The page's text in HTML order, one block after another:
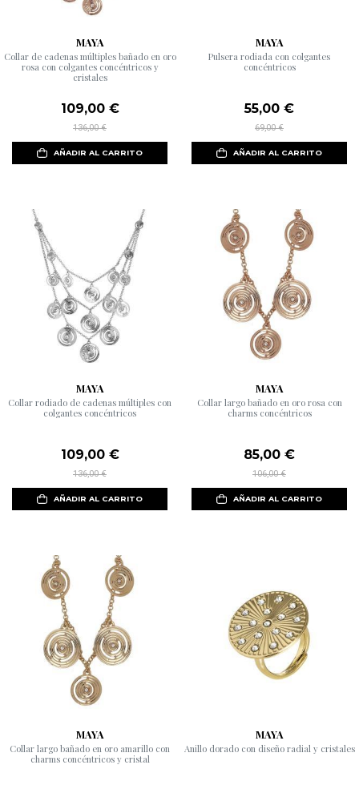
MAYA
Collar de cadenas múltiples bañado en oro
rosa con colgantes concéntricos y
cristales
109,00 €
136,00 €
AÑADIR AL CARRITO
MAYA
Pulsera rodiada con colgantes
concéntricos
55,00 €
69,00 €
AÑADIR AL CARRITO
MAYA
Collar rodiado de cadenas múltiples con
colgantes concéntricos
109,00 €
136,00 €
AÑADIR AL CARRITO
MAYA
Collar largo bañado en oro rosa con
charms concéntricos
85,00 €
106,00 €
AÑADIR AL CARRITO
MAYA
Collar largo bañado en oro amarillo con
charms concéntricos y cristal
MAYA
Anillo dorado con diseño radial y cristales